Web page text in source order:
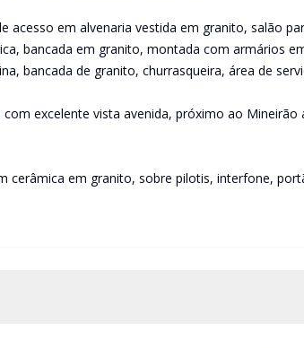
acesso em alvenaria vestida em granito, salão
bancada em granito, montada com armários
bancada de granito, churrasqueira, área de
excelente vista avenida, próximo ao Mineirão
cerâmica em granito, sobre pilotis, interfone,